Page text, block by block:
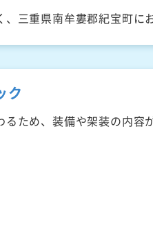
三重県南牟婁郡紀宝町に
ク
ため、装備や架装の内容